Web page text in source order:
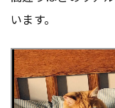
います。